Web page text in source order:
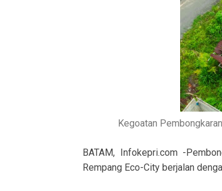
Kegoatan
BATAM, Infokepri.com -
Rempang Eco-City berjalan